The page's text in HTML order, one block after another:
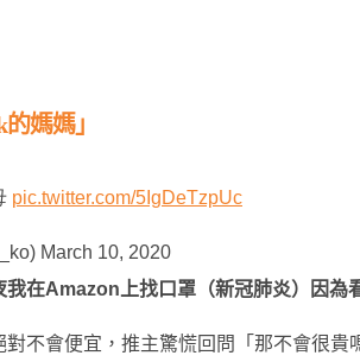
媽媽」
pic.twitter.com/5IgDeTzpUc
March 10, 2020
在Amazon上找口罩（新冠肺炎）因為
不會便宜，推主驚慌回問「那不會很貴